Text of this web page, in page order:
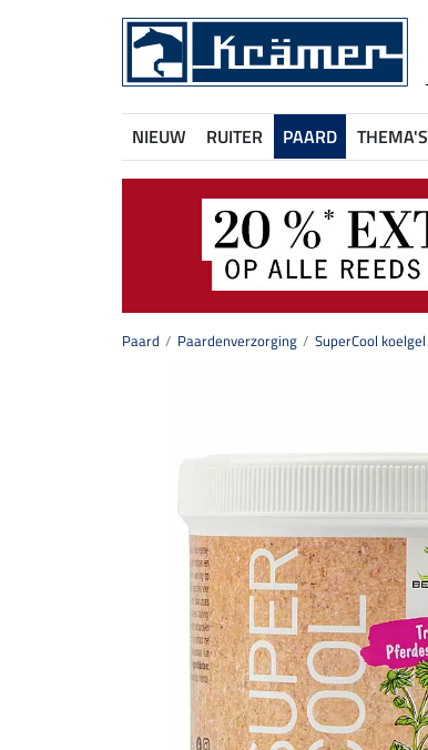
NIEUW RUITER PAARD THEMA'S
Paard Paardenverzorging SuperCool koelgel